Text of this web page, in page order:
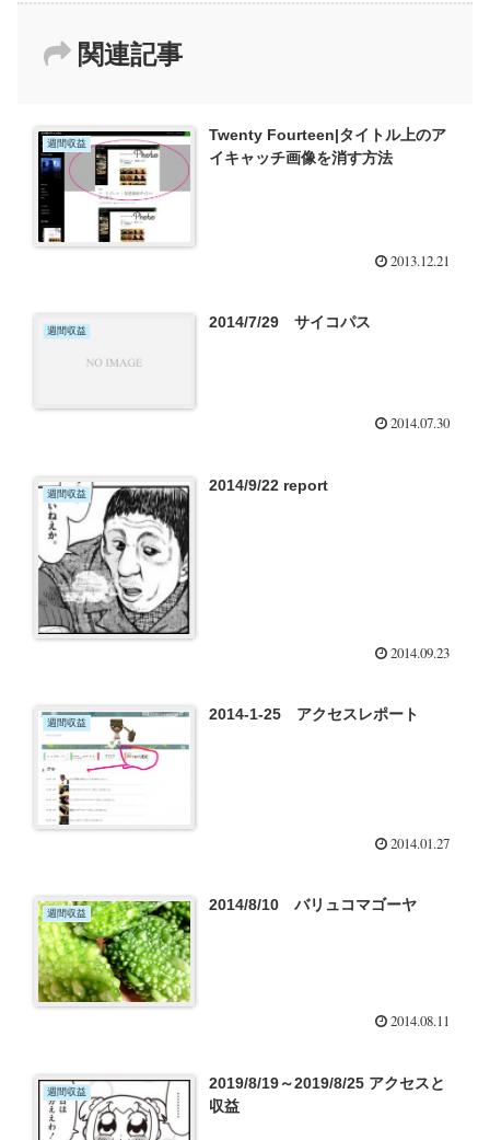
関連記事
週間収益
Twenty Fourteen|タイトル上のア
イキャッチ画像を消す方法
2013.12.21
週間収益 2014/7/29 サイコパス
2014.07.30
週間収益 2014/9/22 report
2014.09.23
週間収益 2014-1-25 アクセスレポート
2014.01.27
週間収益 2014/8/10 バリュコマゴーヤ
2014.08.11
週間収益
2019/8/19～2019/8/25 アクセスと
収益